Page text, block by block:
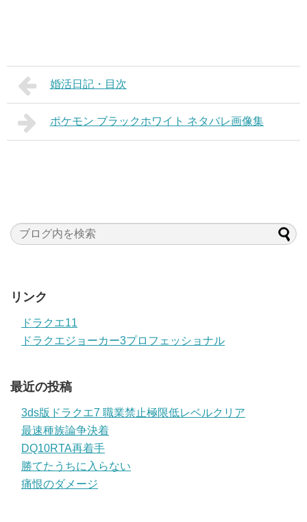
婚活日記・目次
ポケモン ブラックホワイト ネタバレ画像集
リンク
ドラクエ11
ドラクエジョーカー3プロフェッショナル
最近の投稿
3ds版ドラクエ7 職業禁止極限低レベルクリア
最速種族論争決着
DQ10RTA再着手
勝てたうちに入らない
痛恨のダメージ